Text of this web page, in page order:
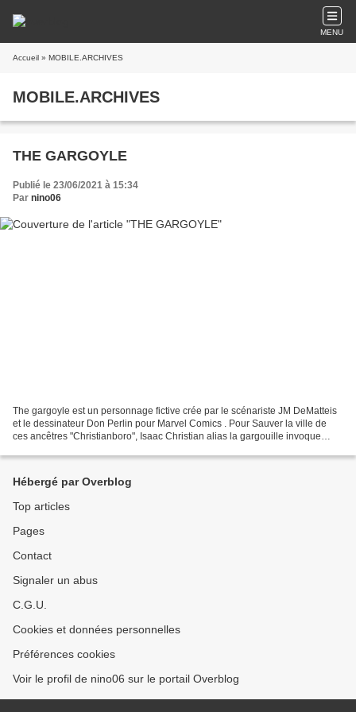
MENU
Accueil » MOBILE.ARCHIVES
MOBILE.ARCHIVES
THE GARGOYLE
Publié le 23/06/2021 à 15:34
Par nino06
The gargoyle est un personnage fictive crée par le scénariste JM DeMatteis
et le dessinateur Don Perlin pour Marvel Comics . Pour Sauver la ville de
ces ancêtres "Christianboro", Isaac Christian alias la gargouille invoque
Hébergé par Overblog
Top articles
Pages
Contact
Signaler un abus
C.G.U.
Cookies et données personnelles
Préférences cookies
Voir le profil de nino06 sur le portail Overblog